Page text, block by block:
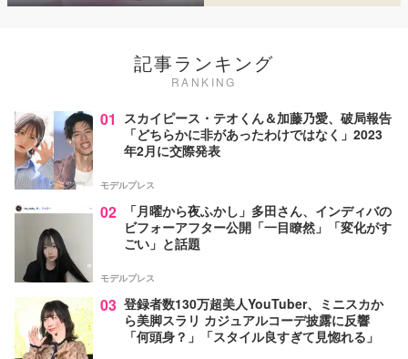
記事ランキング
RANKING
01
スカイピース・テオくん＆加藤乃愛、破局報告
「どちらかに非があったわけではなく」2023
年2月に交際発表
モデルプレス
02
「月曜から夜ふかし」多田さん、インディバの
ビフォーアフター公開「一目瞭然」「変化がす
ごい」と話題
モデルプレス
03 登録者数130万超美人YouTuber、ミニスカか
ら美脚スラリ カジュアルコーデ披露に反響
「何頭身？」「スタイル良すぎて見惚れる」